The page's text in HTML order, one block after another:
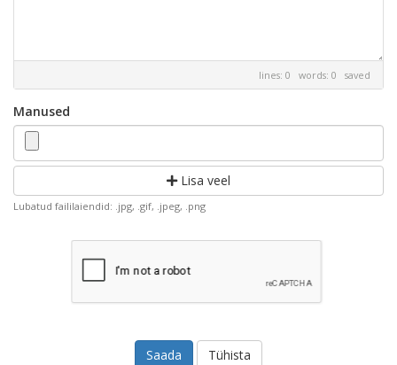
lines: 0 words: 0 saved
Manused
Lisa veel
Lubatud faililaiendid: .jpg, .gif, .jpeg, .png
Tühista